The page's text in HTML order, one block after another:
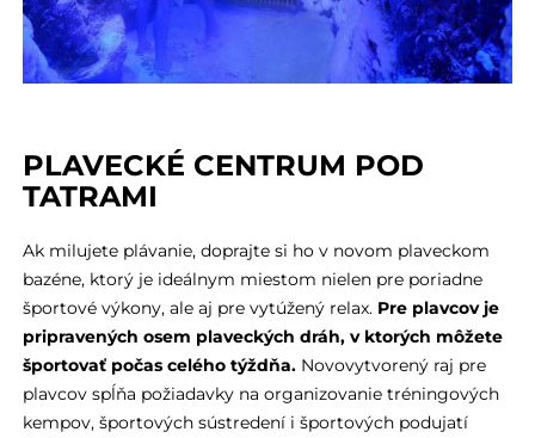
PLAVECKÉ CENTRUM POD
TATRAMI
Ak milujete plávanie, doprajte si ho v novom plaveckom
bazéne, ktorý je ideálnym miestom nielen pre poriadne
športové výkony, ale aj pre vytúžený relax. Pre plavcov je
pripravených osem plaveckých dráh, v ktorých môžete
športovať počas celého týždňa.Novovytvorený raj pre
plavcov spĺňa požiadavky na organizovanie tréningových
kempov, športových sústredení i športových podujatí